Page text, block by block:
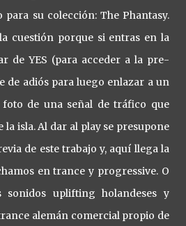
su colección: The Phantasy.
cuestión porque si entras en la
de YES (para acceder a la pre-
de adiós para luego enlazar a un
de una señal de tráfico que
isla. Al dar al play se presupone
de este trabajo y, aquí llega la
en trance y progressive. O
sonidos uplifting holandeses y
alemán comercial propio de